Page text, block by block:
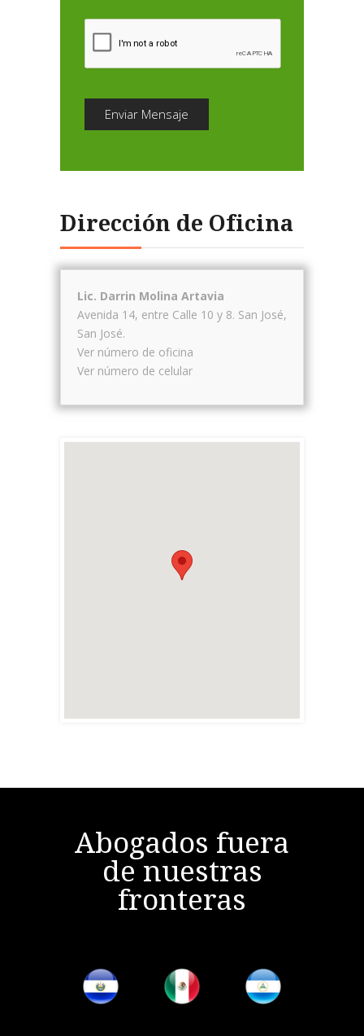
Enviar Mensaje
Dirección de Oficina
Lic. Darrin Molina Artavia
Avenida 14, entre Calle 10 y 8. San José,
San José.
Ver número de oficina
Ver número de celular
Abogados fuera
de nuestras
fronteras